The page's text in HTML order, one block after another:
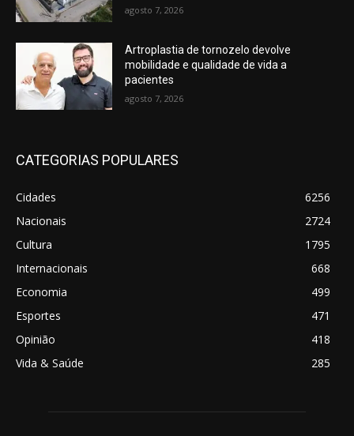
agosto 7, 2026
Artroplastia de tornozelo devolve
mobilidade e qualidade de vida a
pacientes
agosto 7, 2026
CATEGORIAS POPULARES
Cidades
6256
Nacionais
2724
Cultura
1795
Internacionais
668
Economia
499
Esportes
471
Opinião
418
Vida & Saúde
285